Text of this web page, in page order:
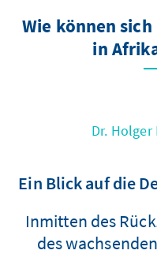
Wie können
in
Dr. Holger
Ein Blick auf die
Inmitten des
des